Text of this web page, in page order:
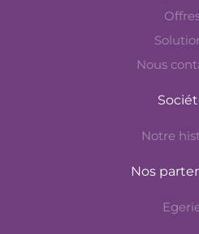
Nous
Notre
Nos